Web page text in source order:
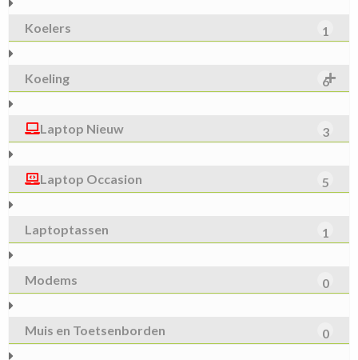
Koelers 1
Koeling 6
Laptop Nieuw 3
Laptop Occasion 5
Laptoptassen 1
Modems 0
Muis en Toetsenborden 0